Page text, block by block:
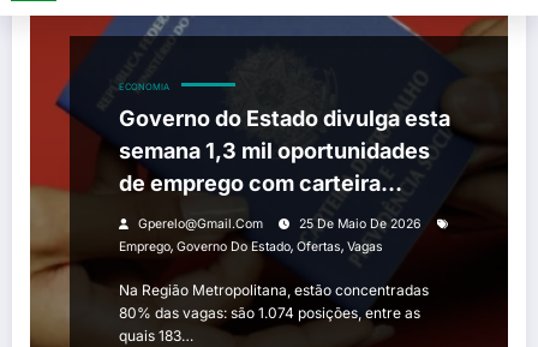
ECONOMIA
Governo do Estado divulga esta
semana 1,3 mil oportunidades
de emprego com carteira
assinada
Gperelo@gmail.com
25 De Maio De 2026
Emprego, Governo Do Estado, Ofertas, Vagas
Na Região Metropolitana, estão concentradas
80% das vagas: são 1.074 posições, entre as
quais 183…